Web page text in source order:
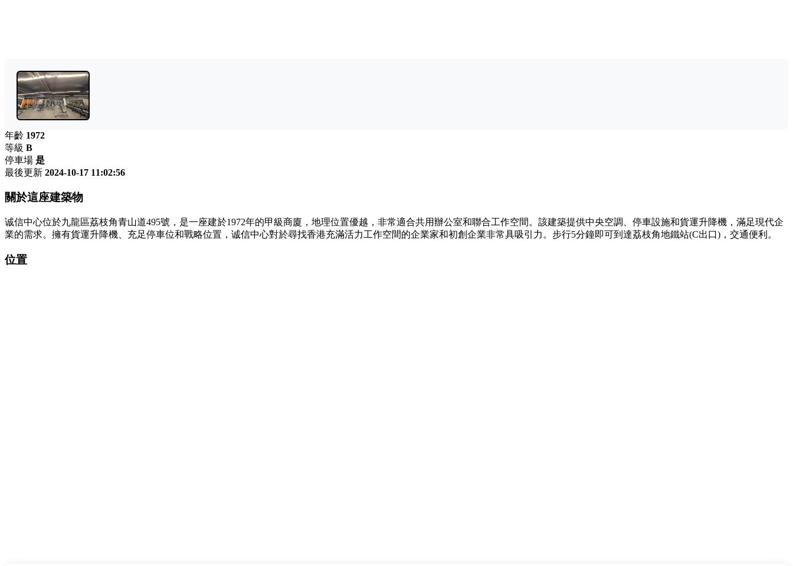
年齡 1972
等級 B
停車場 是
最後更新 2024-10-17 11:02:56
關於這座建築物
诚信中心位於九龍區荔枝角青山道495號，是一座建於1972年的甲級商廈，地理位置優越，非常適合共用辦公室和聯合工作空間。該建築提供中央空調、停車設施和貨運升降機，滿足現代企
業的需求。擁有貨運升降機、充足停車位和戰略位置，诚信中心對於尋找香港充滿活力工作空間的企業家和初創企業非常具吸引力。步行5分鐘即可到達荔枝角地鐵站(C出口)，交通便利。
位置